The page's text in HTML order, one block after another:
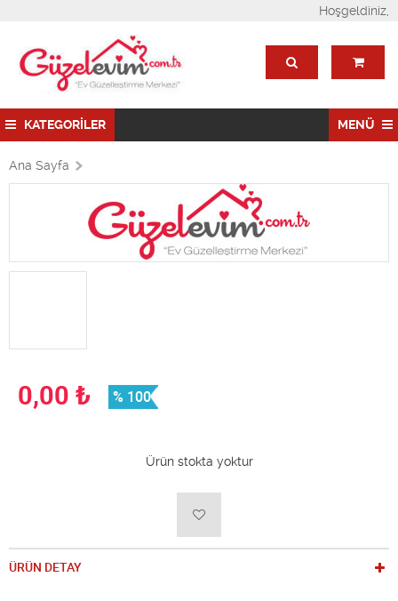
Hoşgeldiniz,
KATEGORİLER MENÜ
Ana Sayfa
0,00 ₺ % 100
Ürün stokta yoktur
ÜRÜN DETAY